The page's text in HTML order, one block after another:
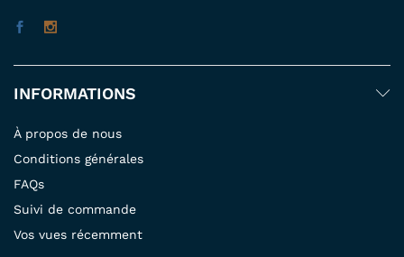
INFORMATIONS
À propos de nous
Conditions générales
FAQs
Suivi de commande
Vos vues récemment